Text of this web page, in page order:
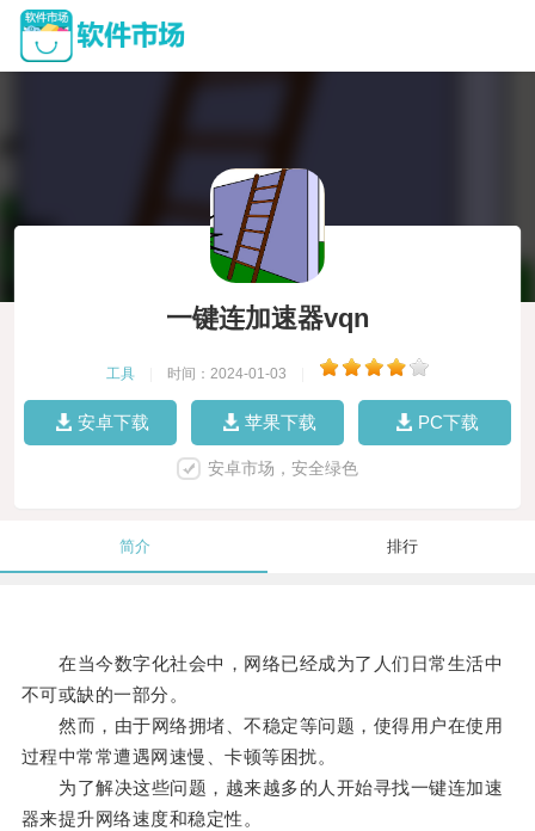
一键连加速器vqn
工具 时间：2024-01-03
安卓下载 苹果下载 PC下载
安卓市场，安全绿色
简介 排行
在当今数字化社会中，网络已经成为了人们日常生活中
不可或缺的一部分。
然而，由于网络拥堵、不稳定等问题，使得用户在使用
过程中常常遭遇网速慢、卡顿等困扰。
为了解决这些问题，越来越多的人开始寻找一键连加速
器来提升网络速度和稳定性。